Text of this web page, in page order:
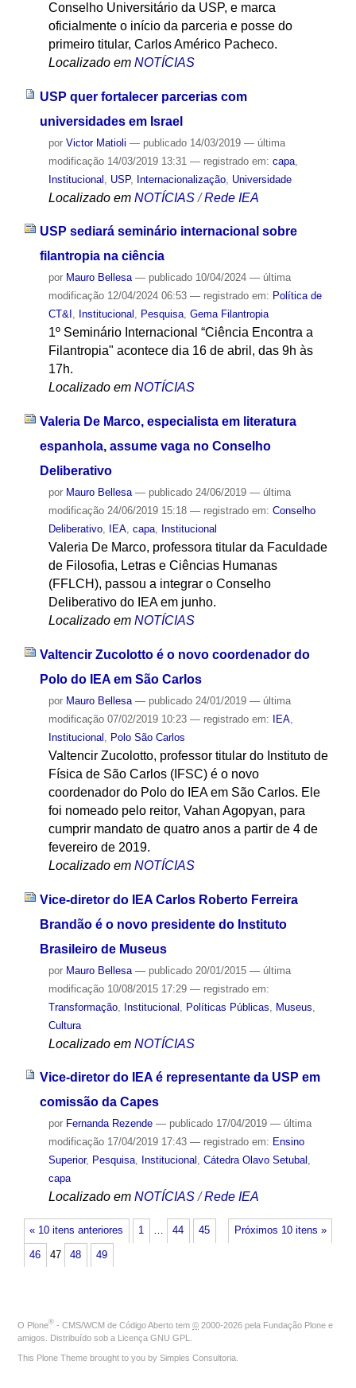
Conselho Universitário da USP, e marca
oficialmente o início da parceria e posse do
primeiro titular, Carlos Américo Pacheco.
Localizado em NOTÍCIAS
USP quer fortalecer parcerias com
universidades em Israel
por Victor Matioli — publicado14/03/2019 — última
modificação14/03/2019 13:31 — registrado em: capa,
Institucional
USP, Internacionalização, Universidade
Localizado em NOTÍCIAS /Rede IEA
USP sediará seminário internacional sobre
filantropia na ciência
por Mauro Bellesa — publicado10/04/2024 — última
modificação12/04/2024 06:53 — registrado em: Política de
CT&I , Institucional , Pesquisa, Gema Filantropia
1º Seminário Internacional “Ciência Encontra a
Filantropia" acontece dia 16 de abril, das 9h às
17h.
Localizado em NOTÍCIAS
Valeria De Marco, especialista em literatura
espanhola, assume vaga no Conselho
Deliberativo
por Mauro Bellesa — publicado24/06/2019 — última
modificação24/06/2019 15:18 — registrado em: Conselho
Deliberativo, IEA, capa, Institucional
Valeria De Marco, professora titular da Faculdade
de Filosofia, Letras e Ciências Humanas
(FFLCH), passou a integrar o Conselho
Deliberativo do IEA em junho.
Localizado em NOTÍCIAS
Valtencir Zucolotto é o novo coordenador do
Polo do IEA em São Carlos
por Mauro Bellesa — publicado24/01/2019 — última
modificação07/02/2019 10:23 — registrado em: IEA,
Institucional
Polo São Carlos
Valtencir Zucolotto, professor titular do Instituto de
Física de São Carlos (IFSC) é o novo
coordenador do Polo do IEA em São Carlos. Ele
foi nomeado pelo reitor, Vahan Agopyan, para
cumprir mandato de quatro anos a partir de 4 de
fevereiro de 2019.
Localizado em NOTÍCIAS
Vice-diretor do IEA Carlos Roberto Ferreira
Brandão é o novo presidente do Instituto
Brasileiro de Museus
por Mauro Bellesa — publicado20/01/2015 — última
modificação10/08/2015 17:29 — registrado em:
Transformação, Institucional Políticas Públicas Museus
Cultura
Localizado em NOTÍCIAS
Vice-diretor do IEA é representante da USP em
comissão da Capes
por Fernanda Rezende — publicado17/04/2019 — última
modificação17/04/2019 17:43 — registrado em: Ensino
Superior, Pesquisa, Institucional , Cátedra Olavo Setubal ,
capa
Localizado em NOTÍCIAS /Rede IEA
« 10 itens anteriores Próximos 10 itens »
1 … 44 45
46 47 48 49
O Plone® - CMS/WCM de Código Aberto tem © 2000-2026 pela Fundação Plone e
amigos. Distribuído sob a Licença GNU GPL
This Plone Theme brought to you by Simples Consultoria